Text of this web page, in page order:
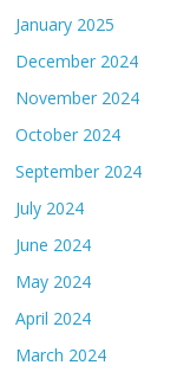
January 2025
December 2024
November 2024
October 2024
September 2024
July 2024
June 2024
May 2024
April 2024
March 2024